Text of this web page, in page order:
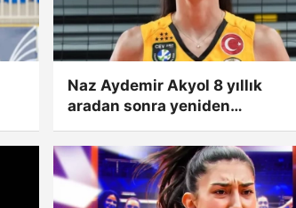
Naz Aydemir Akyol 8 yıllık
aradan sonra yeniden
VakıfBank'ta